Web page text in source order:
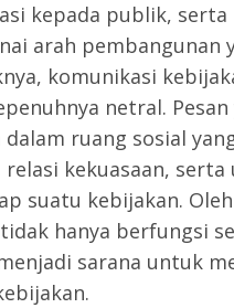
kepada publik,
arah pembangunan
komunikasi
netral.
dalam ruang sosial
kekuasaan,
suatu kebijakan.
hanya berfungsi
sarana untuk